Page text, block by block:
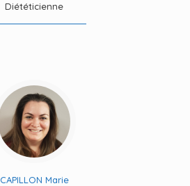
Diététicienne
CAPILLON Marie